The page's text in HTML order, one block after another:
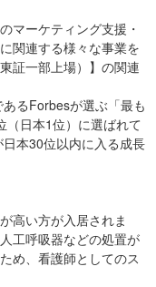
マーケティング支援・
関連する様々な事業を
証一部上場）】の関連
るForbesが選ぶ「最も
（日本1位）に選ばれて
本30位以内に入る成長
高い方が入居されま
工呼吸器などの処置が
め、看護師としてのス